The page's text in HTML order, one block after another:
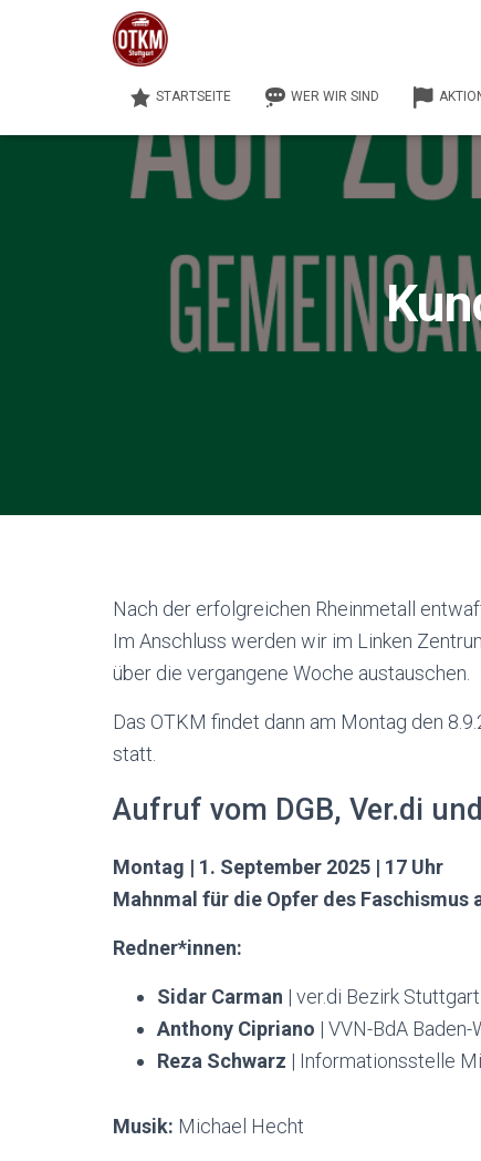
STARTSEITE WER WIR SIND
Nach der erfolgreichen Rheinmetall
Im Anschluss werden wir im Linken
über die vergangene Woche austauschen.
Das OTKM findet dann am Montag den
statt.
Aufruf vom DGB, Ver.di
Montag | 1. September 2025 | 17 Uhr
Mahnmal für die Opfer des Faschismus
Redner*innen:
Sidar Carman | ver.di Bezirk Stuttgart
Anthony Cipriano | VVN-BdA
Reza Schwarz | Informationsstelle
Musik: Michael Hecht